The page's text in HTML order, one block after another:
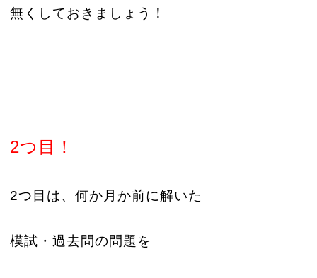
無くしておきましょう！
2つ目！
2つ目は、何か月か前に解いた
模試・過去問の問題を